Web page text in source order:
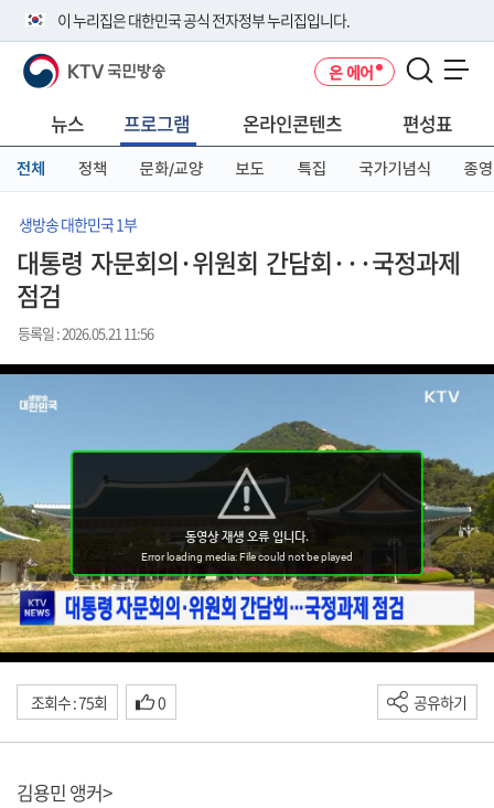
이 누리집은 대한민국 공식 전자정부 누리집입니다.
공식 누리집 주소 확인하기
니다.
이밖에 or.kr 또는 .kr등 다른 도메인 주소를 사용하고 있다면 아래 URL에
서 도메인 주소를 확인해 보세요
KTV 국민방송 온 에어
뉴스 프로그램 온라인콘텐츠 편성표
전체 정책 문화/교양 보도 특집 국가기념식 종영
생방송 대한민국 1부
대통령 자문회의·위원회 간담회···국정과제
점검
등록일 : 2026.05.21 11:56
조회수 : 75회 0 공유하기
김용민 앵커>